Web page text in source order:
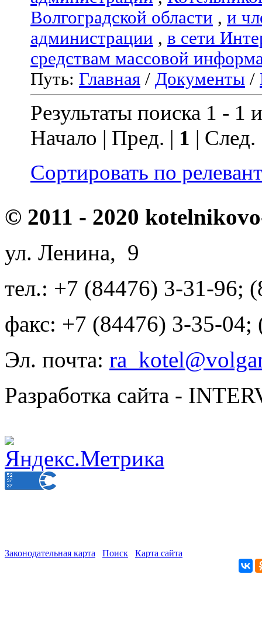
Волгоградской области , и
администрации , в сети
средствам массовой
Путь: Главная / Документы /
Результаты поиска 1 - 1
Начало | Пред. | 1 |
Сортировать по
© 2011 - 2020
ул. Ленина, 9
тел.: +7 (84476) 3-31-96;
факс: +7 (84476) 3-35-04;
Эл. почта:
Разработка сайта -
Законодательная карта Поиск Карта сайта